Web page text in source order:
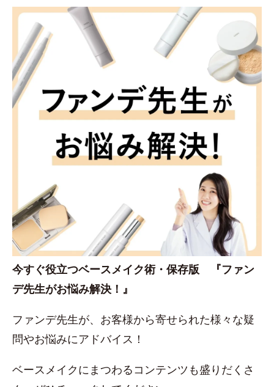
今すぐ役立つベースメイク術・保存版 『ファン
デ先生がお悩み解決！』
ファンデ先生が、お客様から寄せられた様々な疑
問やお悩みにアドバイス！
ベースメイクにまつわるコンテンツも盛りだくさ